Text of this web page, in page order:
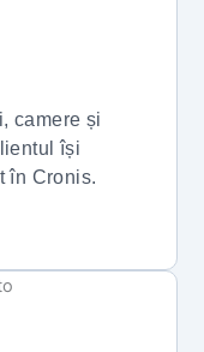
camere și
își
în Cronis.